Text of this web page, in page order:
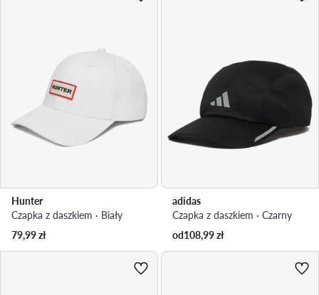
Hunter
Czapka z daszkiem · Biały
79,99zł
adidas
Czapka z daszkiem · Czarny
od108,99zł